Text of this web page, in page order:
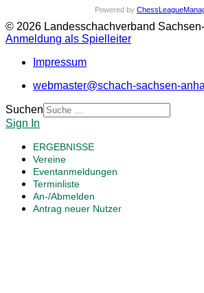
Powered by
© 2026 Landesschachverband
Anmeldung als Spielleiter
Impressum
webmaster@schach-sachsen-
Suchen
Sign In
ERGEBNISSE
Vereine
Eventanmeldungen
Terminliste
An-/Abmelden
Antrag neuer Nutzer